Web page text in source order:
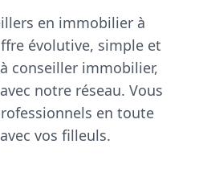
en immobilier à
évolutive, simple et
conseiller immobilier,
notre réseau. Vous
en toute
vos filleuls.